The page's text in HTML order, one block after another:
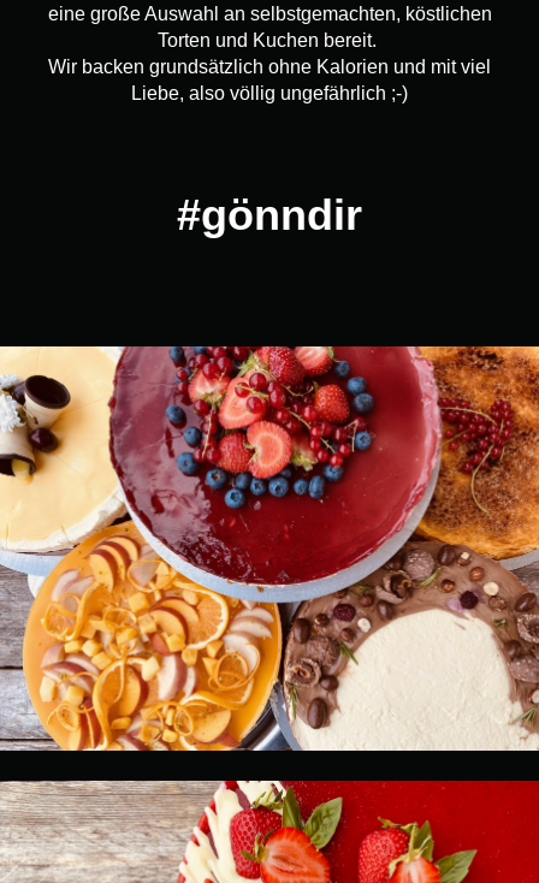
eine große Auswahl an selbstgemachten, köstlichen
Torten und Kuchen bereit.
Wir backen grundsätzlich ohne Kalorien und mit viel
Liebe, also völlig ungefährlich ;-)
#gönndir